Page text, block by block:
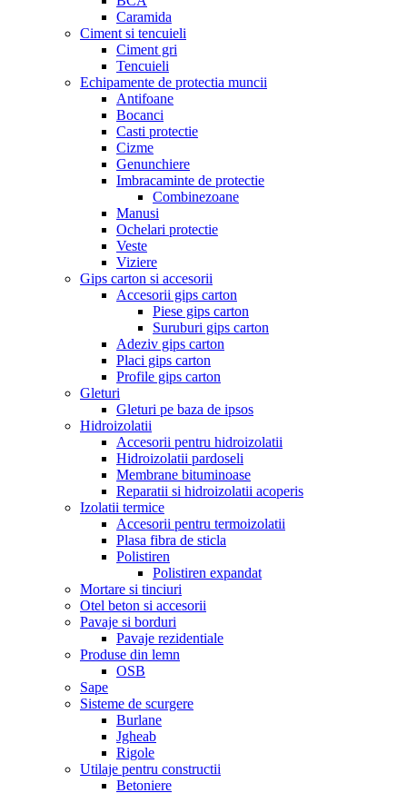
Caramida
Ciment si tencuieli
Ciment gri
Tencuieli
Echipamente de protectia muncii
Antifoane
Bocanci
Casti protectie
Cizme
Genunchiere
Imbracaminte de protectie
Combinezoane
Manusi
Ochelari protectie
Veste
Viziere
Gips carton si accesorii
Accesorii gips carton
Piese gips carton
Suruburi gips carton
Adeziv gips carton
Placi gips carton
Profile gips carton
Gleturi
Gleturi pe baza de ipsos
Hidroizolatii
Accesorii pentru hidroizolatii
Hidroizolatii pardoseli
Membrane bituminoase
Reparatii si hidroizolatii acoperis
Izolatii termice
Accesorii pentru termoizolatii
Plasa fibra de sticla
Polistiren
Polistiren expandat
Mortare si tinciuri
Otel beton si accesorii
Pavaje si borduri
Pavaje rezidentiale
Produse din lemn
OSB
Sape
Sisteme de scurgere
Burlane
Jgheab
Rigole
Utilaje pentru constructii
Betoniere